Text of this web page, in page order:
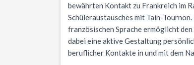
bewährten Kontakt zu Frankreich im
Schüleraustausches mit Tain-
französischen Sprache ermöglicht den
dabei eine aktive Gestaltung
beruflicher Kontakte in und mit dem